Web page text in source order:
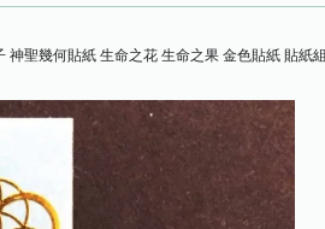
神聖幾何貼紙 生命之花 生命之果 金色貼紙 貼紙組